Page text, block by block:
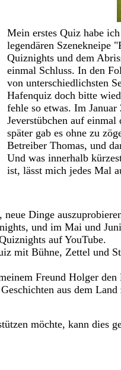
Mein erstes Quiz habe
legendären Szenekneipe
Quiznights und dem
einmal Schluss. In den
von unterschiedlichsten
Hafenquiz doch bitte
fehle so etwas. Im
Jeverstübchen auf
später gab es ohne zu
Betreiber Thomas, und
Und was innerhalb
ist, lässt mich jedes Mal
Dinge
und im Mai und
auf YouTube.
mit Bühne, Zettel und
Freund Holger den
aus dem
möchte, kann dies